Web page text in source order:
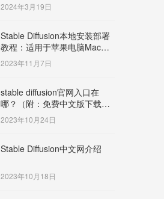
2024年3月19日
Stable Diffusion本地安装部署
教程：适用于苹果电脑Mac
OS系统M系列芯片：
MacBook/iMac等
2023年11月7日
stable diffusion官网入口在
哪？（附：免费中文版下载安
装教程）
2023年10月24日
Stable Diffusion中文网介绍
2023年10月18日